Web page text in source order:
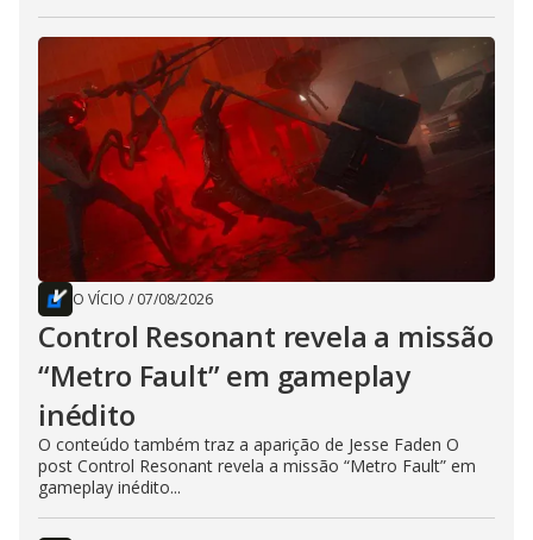
O VÍCIO / 07/08/2026
Control Resonant revela a missão
“Metro Fault” em gameplay
inédito
O conteúdo também traz a aparição de Jesse Faden O
post Control Resonant revela a missão “Metro Fault” em
gameplay inédito...